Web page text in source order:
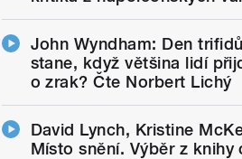
John Wyndham: Den
stane, když většina lidí
o zrak? Čte Norbert Lichý
David Lynch, Kristine
Místo snění. Výběr z knihy